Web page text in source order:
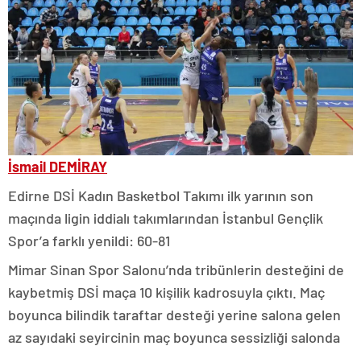
İsmail DEMİRAY
Edirne DSİ Kadın Basketbol Takımı ilk yarının son
maçında ligin iddialı takımlarından İstanbul Gençlik
Spor’a farklı yenildi: 60-81
Mimar Sinan Spor Salonu’nda tribünlerin desteğini de
kaybetmiş DSİ maça 10 kişilik kadrosuyla çıktı. Maç
boyunca bilindik taraftar desteği yerine salona gelen
az sayıdaki seyircinin maç boyunca sessizliği salonda